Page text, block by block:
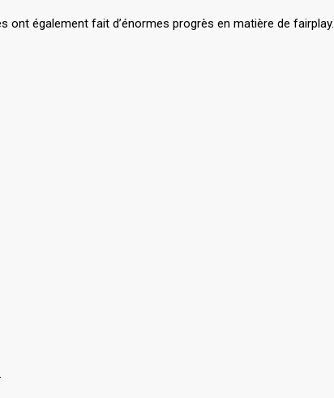
ont également fait d’énormes progrès en matière de fairplay.